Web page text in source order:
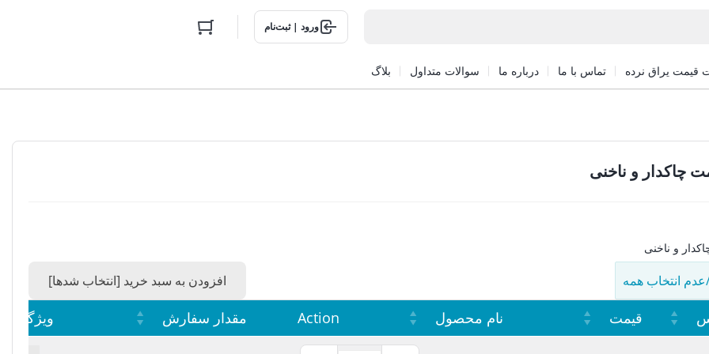
ورود | ثبت‌نام
قیمت یراق نرده تماس با ما درباره ما سوالات متداول بلاگ
چاکدار و ناخنی
و ناخنی
عدم انتخاب همه افزودن به سبد خرید [انتخاب شدها]
قیمت نام محصول Action مقدار سفارش ویژگی